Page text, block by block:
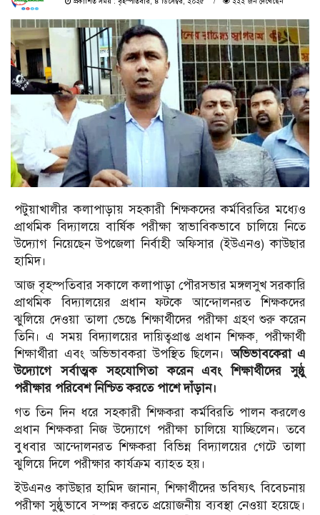
পটুয়াখালীর কলাপাড়ায় সহকারী শিক্ষকদের কর্মবিরতির মধ্যেও
প্রাথমিক বিদ্যালয়ে বার্ষিক পরীক্ষা স্বাভাবিকভাবে চালিয়ে নিতে
উদ্যোগ নিয়েছেন উপজেলা নির্বাহী অফিসার (ইউএনও) কাউছার
হামিদ।
আজ বৃহস্পতিবার সকালে কলাপাড়া পৌরসভার মঙ্গলসুখ সরকারি
প্রাথমিক বিদ্যালয়ের প্রধান ফটকে আন্দোলনরত শিক্ষকদের
ঝুলিয়ে দেওয়া তালা ভেঙে শিক্ষার্থীদের পরীক্ষা গ্রহণ শুরু করেন
তিনি। এ সময় বিদ্যালয়ের দায়িত্বপ্রাপ্ত প্রধান শিক্ষক, পরীক্ষার্থী
শিক্ষার্থীরা এবং অভিভাবকরা উপস্থিত ছিলেন।অভিভাবকেরা এ
উদ্যোগে সর্বাত্মক সহযোগিতা করেন এবং শিক্ষার্থীদের সুষ্ঠু
পরীক্ষার পরিবেশ নিশ্চিত করতে পাশে দাঁড়ান।
গত তিন দিন ধরে সহকারী শিক্ষকরা কর্মবিরতি পালন করলেও
প্রধান শিক্ষকরা নিজ উদ্যোগে পরীক্ষা চালিয়ে যাচ্ছিলেন। তবে
বুধবার আন্দোলনরত শিক্ষকরা বিভিন্ন বিদ্যালয়ের গেটে তালা
ঝুলিয়ে দিলে পরীক্ষার কার্যক্রম ব্যাহত হয়।
ইউএনও কাউছার হামিদ জানান, শিক্ষার্থীদের ভবিষ্যৎ বিবেচনায়
পরীক্ষা সুষ্ঠুভাবে সম্পন্ন করতে প্রয়োজনীয় ব্যবস্থা নেওয়া হয়েছে।